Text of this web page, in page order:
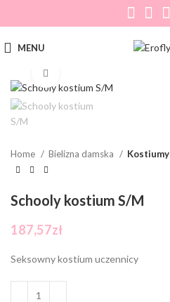
MENU
Home Bielizna damska Kostiumy
Schooly kostium S/M
187,57zł
Seksowny kostium uczennicy